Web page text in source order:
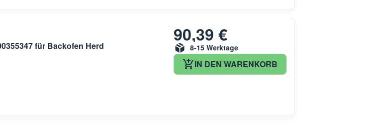
für Backofen Herd
90,39 €
8-15 Werktage
IN DEN WARENKORB